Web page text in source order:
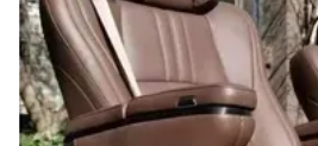
الانتقال
المفسدين
أغطية السيارات